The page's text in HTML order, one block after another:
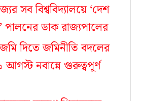
সব বিশ্ববিদ্যালয়ে ‘দেশ
পালনের ডাক রাজ্যপালের
জমি দিতে জমিনীতি বদলের
নবান্নে গুরুত্বপূর্ণ